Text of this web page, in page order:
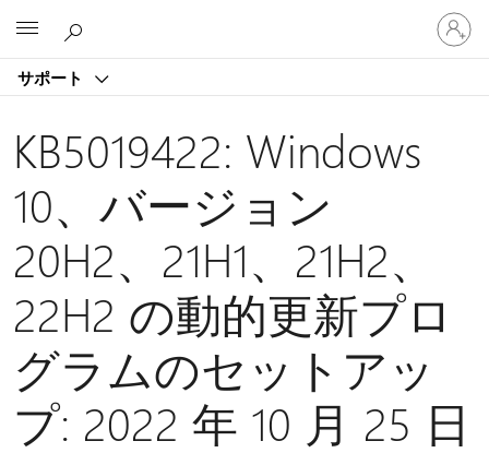
サポート
ア
カ
ウ
KB5019422: Windows
10、バージョン
20H2、21H1、21H2、
22H2 の動的更新プロ
グラムのセットアッ
プ: 2022 年 10 月 25 日